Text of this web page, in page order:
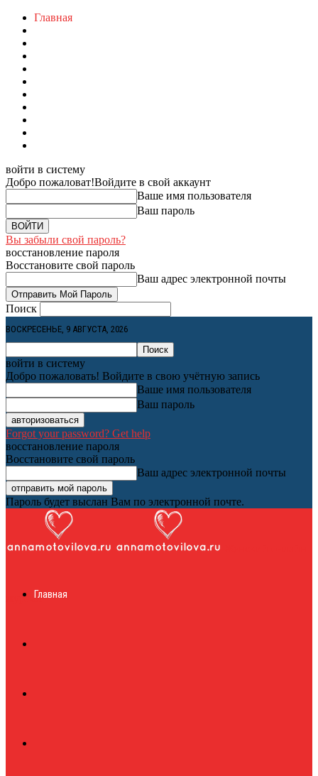
Главная
войти в систему
Добро пожаловат!Войдите в свой аккаунт
Ваше имя пользователя
Ваш пароль
Вы забыли свой пароль?
восстановление пароля
Восстановите свой пароль
Ваш адрес электронной почты
Поиск
ВОСКРЕСЕНЬЕ, 9 АВГУСТА, 2026
войти в систему
Добро пожаловать! Войдите в свою учётную запись
Ваше имя пользователя
Ваш пароль
Forgot your password? Get help
восстановление пароля
Восстановите свой пароль
Ваш адрес электронной почты
Пароль будет выслан Вам по электронной почте.
журналГлавная